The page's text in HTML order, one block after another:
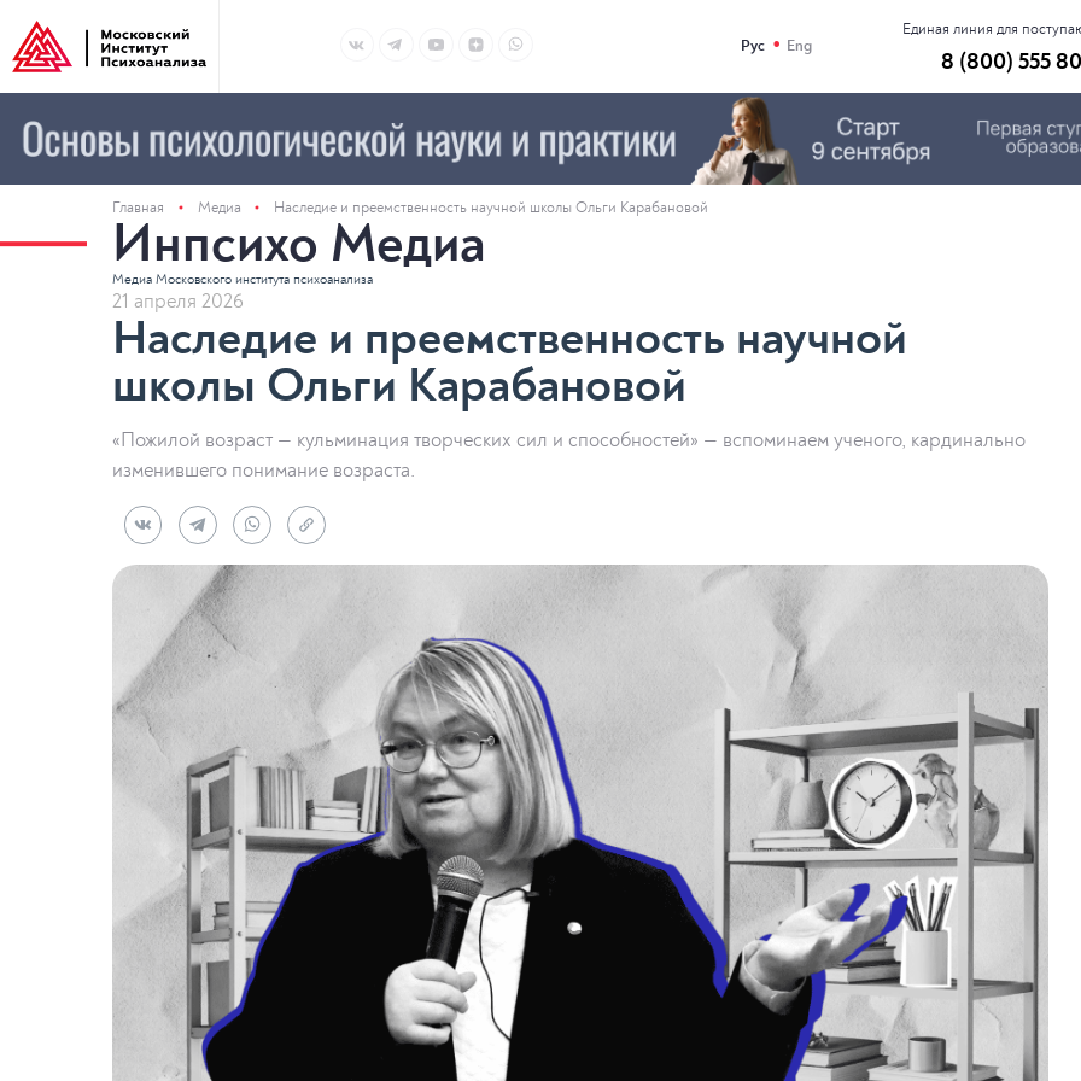
Рус • Eng
Единая линия для
8 (800) 555
Главная Медиа Наследие и преемственность научной школы Ольги Карабановой
Инпсихо Медиа
Медиа Московского института психоанализа
21 апреля 2026
Наследие и преемственность научной
школы Ольги Карабановой
«Пожилой возраст — кульминация творческих сил и способностей» — вспоминаем ученого, кардинально
изменившего понимание возраста.